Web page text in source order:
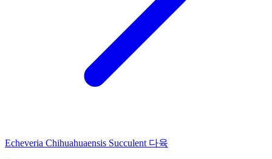
Echeveria Chihuahuaensis Succulent 다육